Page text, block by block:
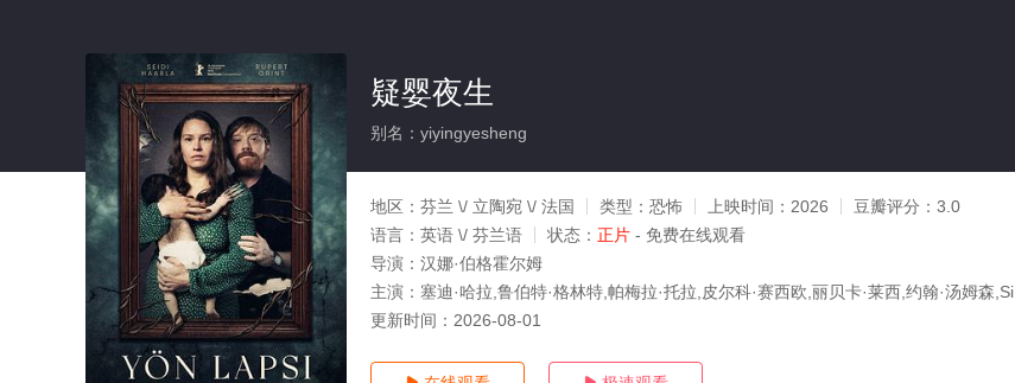
疑婴夜生
别名：yiyingyesheng
地区： 芬兰 \/ 立陶宛 \/ 法国 类型： 恐怖 上映时间： 2026 豆瓣评分： 3.0
语言： 英语 \/ 芬兰语 状态： 正片 - 免费在线观看
导演： 汉娜·伯格霍尔姆
主演： 塞迪·哈拉,鲁伯特·格林特,帕梅拉·托拉,皮尔科·赛西欧,丽贝卡·莱西,约翰·汤姆森,Si
更新时间： 2026-08-01